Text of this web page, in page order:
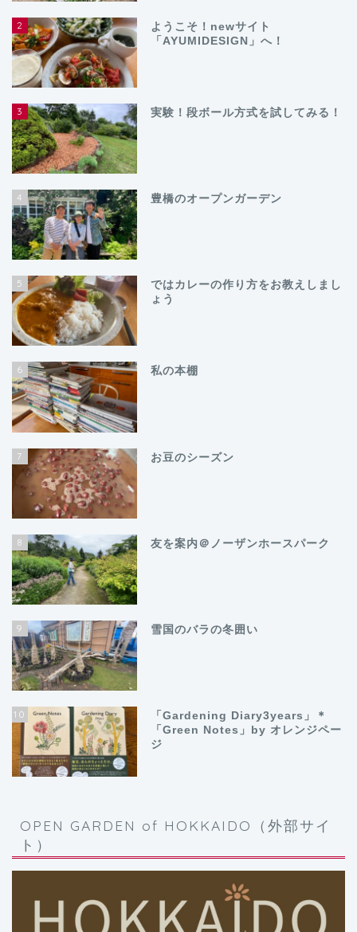
2
ようこそ！newサイト
「AYUMIDESIGN」へ！
3 実験！段ボール方式を試してみる！
4 豊橋のオープンガーデン
5
ではカレーの作り方をお教えしまし
ょう
6 私の本棚
7 お豆のシーズン
8 友を案内＠ノーザンホースパーク
9 雪国のバラの冬囲い
10
「Gardening Diary3years」＊
「Green Notes」by オレンジペー
ジ
OPEN GARDEN of HOKKAIDO（外部サイ
ト）